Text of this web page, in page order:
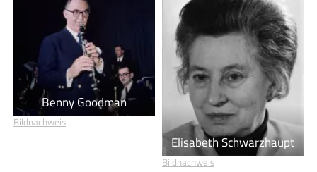
Benny Goodman
Bildnachweis
Elisabeth Schwarzhaupt
Bildnachweis